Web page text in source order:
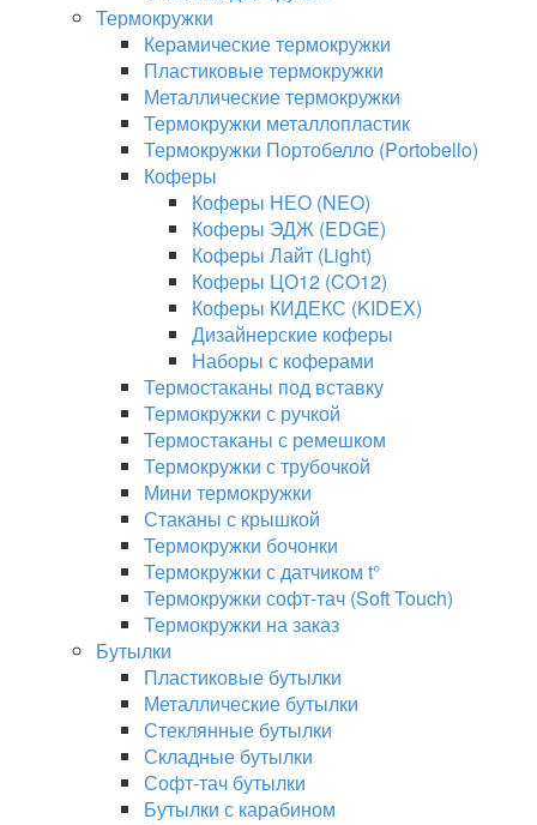
Термокружки
Керамические термокружки
Пластиковые термокружки
Металлические термокружки
Термокружки металлопластик
Термокружки Портобелло (Portobello)
Коферы
Коферы НЕО (NEO)
Коферы ЭДЖ (EDGE)
Коферы Лайт (Light)
Коферы ЦО12 (CO12)
Коферы КИДЕКС (KIDEX)
Дизайнерские коферы
Наборы с коферами
Термостаканы под вставку
Термокружки с ручкой
Термостаканы с ремешком
Термокружки с трубочкой
Мини термокружки
Стаканы с крышкой
Термокружки бочонки
Термокружки с датчиком t°
Термокружки софт-тач (Soft Touch)
Термокружки на заказ
Бутылки
Пластиковые бутылки
Металлические бутылки
Стеклянные бутылки
Складные бутылки
Софт-тач бутылки
Бутылки с карабином